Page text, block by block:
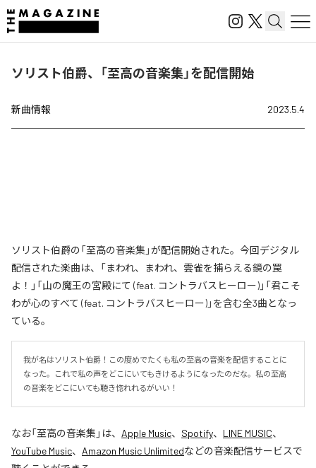
ソリスト伯爵、「至高の音楽集」を配信開始
新曲情報 2023.5.4
ソリスト伯爵の「至高の音楽集」が配信開始された。今回デジタル
配信された楽曲は、「まわれ、まわれ、雲雀を捕らえる鏡の罠
よ！」「山の魔王の宮殿にて (feat. コントラバスヒーロー)」「君こそ
わが心のすべて (feat. コントラバスヒーロー)」を含む全3曲となっ
ている。
我が名はソリスト伯爵！この度めでたくも私の至高の音楽を配信することに
なった。これで私の声をどこにいてもきけるようになったのだな。私の至高
の音楽をどこにいても聴き惚れれるがいい！
なお「至高の音楽集 」は、 Apple Music、 Spotify、 LINE MUSIC、
YouTube Music、 Amazon Music Unlimitedなどの音楽配信サービスで